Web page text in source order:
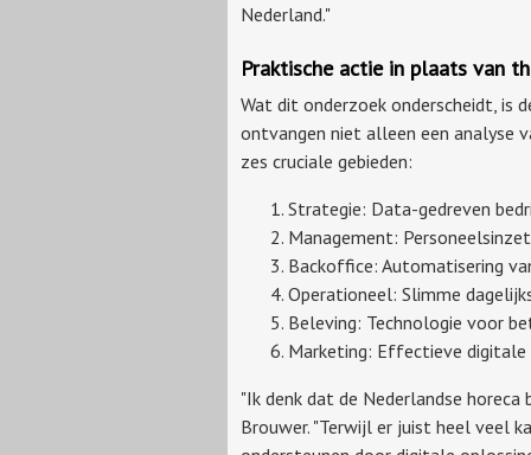
Nederland."
Praktische actie in plaats van
Wat dit onderzoek onderscheidt, is
ontvangen niet alleen een analyse
zes cruciale gebieden:
Strategie: Data-gedreven
Management:
Backoffice: Automatisering
Operationeel: Slimme
Beleving: Technologie voor
Marketing: Effectieve
"Ik denk dat de Nederlandse
Brouwer. "Terwijl er juist heel veel